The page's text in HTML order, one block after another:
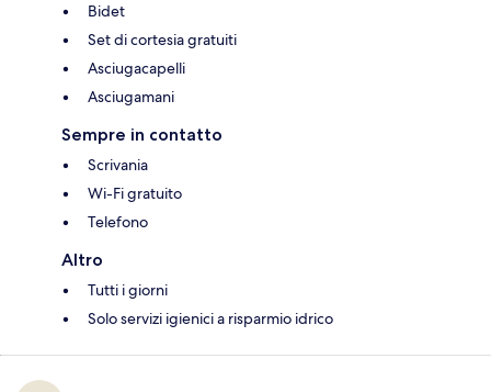
Bidet
Set di cortesia gratuiti
Asciugacapelli
Asciugamani
Sempre in contatto
Scrivania
Wi-Fi gratuito
Telefono
Altro
Tutti i giorni
Solo servizi igienici a risparmio idrico